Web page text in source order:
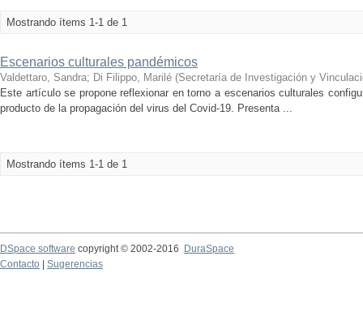
Mostrando ítems 1-1 de 1
Escenarios culturales pandémicos
Valdettaro, Sandra; Di Filippo, Marilé (Secretaría de Investigación y
Este artículo se propone reflexionar en torno a escenarios culturales
producto de la propagación del virus del Covid-19. Presenta ...
Mostrando ítems 1-1 de 1
DSpace software copyright © 2002-2016
DuraSpace
Contacto
Sugerencias